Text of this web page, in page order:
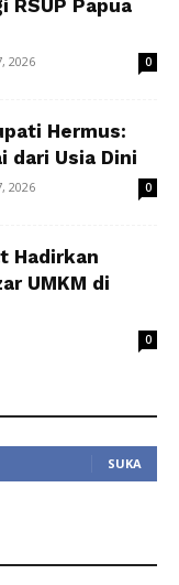
Papua
2026 0
Hermus:
dari Usia Dini
2026 0
Hadirkan
UMKM di
0
SUKA